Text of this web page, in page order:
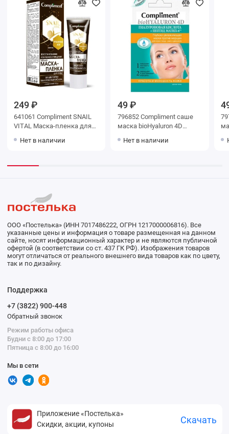
249 ₽
641061 Compliment SNAIL
VITAL Маска-пленка для
глубокое очищение муцин
Нет в наличии
49 ₽
796852 Compliment саше
маска bioHyaluron 4D
против морщин,7мл
Нет в наличии
ООО «Постелька» (ИНН 7017486222, ОГРН 1217000006816). Все
указанные цены и информация о товаре размещенная на данном
сайте, носят информационный характер и не являются публичной
офертой (в соответствии со ст. 437 ГК РФ). Изображения товаров
могут отличаться от реального внешнего вида товаров как по цвету,
так и по дизайну.
Поддержка
+7 (3822) 900-448
Обратный звонок
Режим работы офиса
Будни с 8:00 до 17:00
Пятница с 8:00 до 16:00
Мы в сети
Приложение «Постелька»
Скидки, акции, купоны
Скачать